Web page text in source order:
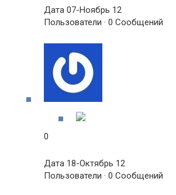
Дата 07-Ноябрь 12
Пользователи · 0 Сообщений
0
Дата 18-Октябрь 12
Пользователи · 0 Сообщений